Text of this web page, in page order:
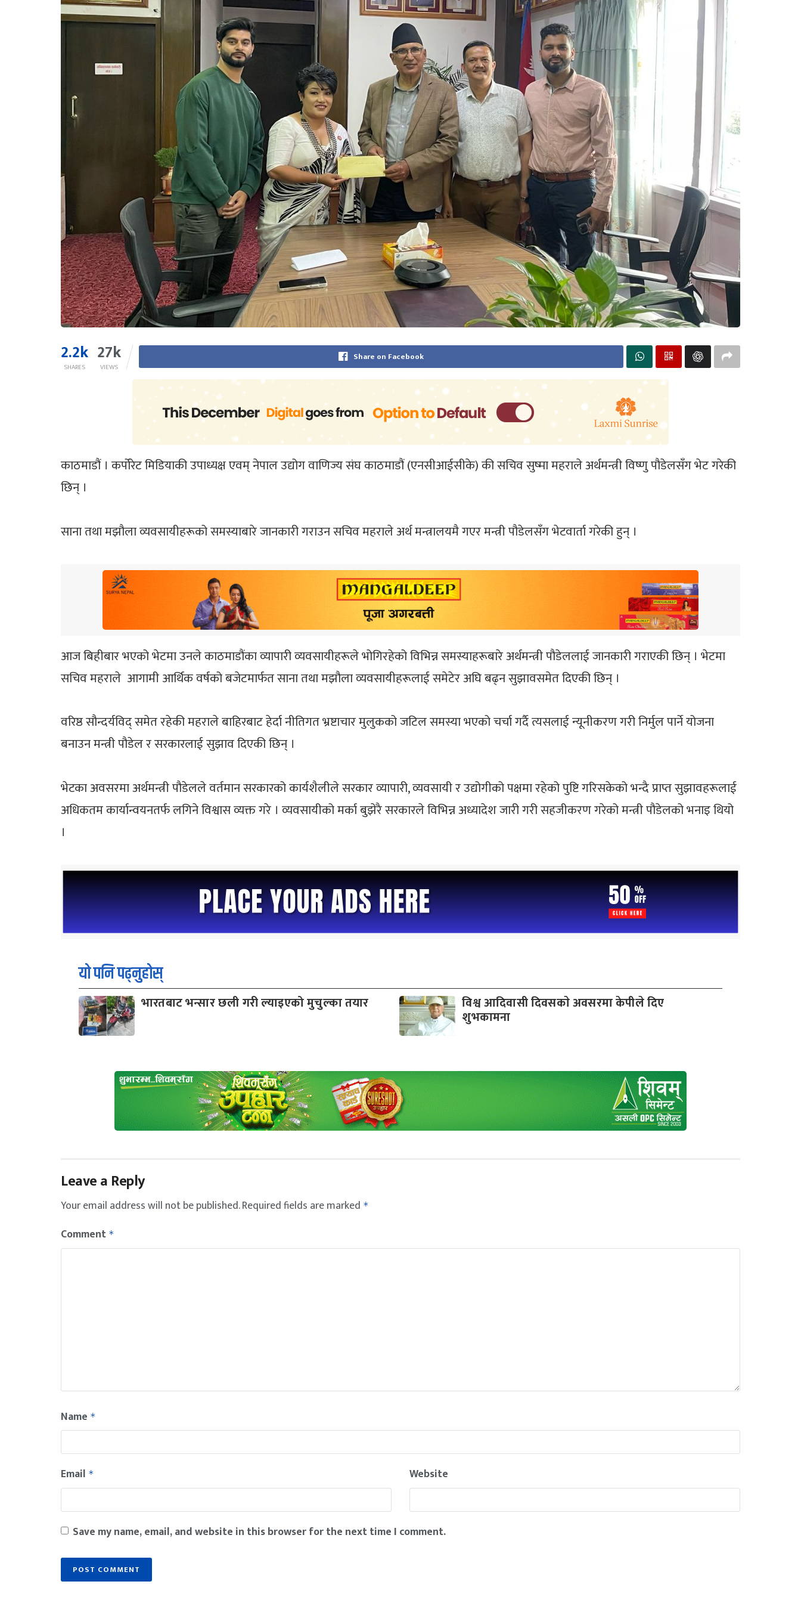
2.2k
SHARES
27k
VIEWS
Share on Facebook
काठमाडौं । कर्पोरेट मिडियाकी उपाध्यक्ष एवम् नेपाल उद्योग वाणिज्य संघ काठमाडौं (एनसीआईसीके) की सचिव सुष्मा महराले अर्थमन्त्री विष्णु पौडेलसँग भेट गरेकी
छिन् ।
साना तथा मझौला व्यवसायीहरूको समस्याबारे जानकारी गराउन सचिव महराले अर्थ मन्त्रालयमै गएर मन्त्री पौडेलसँग भेटवार्ता गरेकी हुन् ।
आज बिहीबार भएको भेटमा उनले काठमाडौंका व्यापारी व्यवसायीहरूले भोगिरहेको विभिन्न समस्याहरूबारे अर्थमन्त्री पौडेललाई जानकारी गराएकी छिन् । भेटमा
सचिव महराले आगामी आर्थिक वर्षको बजेटमार्फत साना तथा मझौला व्यवसायीहरूलाई समेटेर अघि बढ्न सुझावसमेत दिएकी छिन् ।
वरिष्ठ सौन्दर्यविद् समेत रहेकी महराले बाहिरबाट हेर्दा नीतिगत भ्रष्टाचार मुलुकको जटिल समस्या भएको चर्चा गर्दै त्यसलाई न्यूनीकरण गरी निर्मुल पार्ने योजना
बनाउन मन्त्री पौडेल र सरकारलाई सुझाव दिएकी छिन् ।
भेटका अवसरमा अर्थमन्त्री पौडेलले वर्तमान सरकारको कार्यशैलीले सरकार व्यापारी, व्यवसायी र उद्योगीको पक्षमा रहेको पुष्टि गरिसकेको भन्दै प्राप्त सुझावहरूलाई
अधिकतम कार्यान्वयनतर्फ लगिने विश्वास व्यक्त गरे । व्यवसायीको मर्का बुझेरै सरकारले विभिन्न अध्यादेश जारी गरी सहजीकरण गरेको मन्त्री पौडेलको भनाइ थियो
।
यो पनि पढ्नुहोस्
भारतबाट भन्सार छली गरी ल्याइएको मुचुल्का तयार विश्व आदिवासी दिवसकाे अवसरमा केपीले दिए
शुभकामना
Leave a Reply
Your email address will not be published.Required fields are marked *
Comment *
Name *
Email * Website
Save my name, email, and website in this browser for the next time I comment.